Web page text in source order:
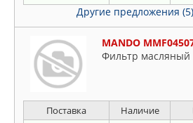
Другие предложения (5)
MANDO
Фильтр масляный
Поставка Наличие